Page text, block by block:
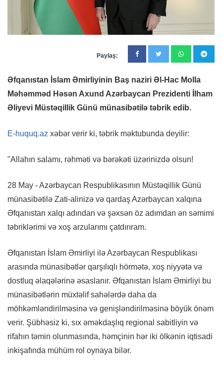
Paylaş:
Əfqanıstan İslam Əmirliyinin Baş naziri Əl-Hac Molla
Məhəmməd Həsən Axund Azərbaycan Prezidenti İlham
Əliyevi Müstəqillik Günü münasibətilə təbrik edib.
E-huquq.az xəbər verir ki, təbrik məktubunda deyilir:
"Allahın salamı, rəhməti və bərəkəti üzərinizdə olsun!
28 May - Azərbaycan Respublikasının Müstəqillik Günü
münasibətilə Zati-alinizə və qardaş Azərbaycan xalqına
Əfqanıstan xalqı adından və şəxsən öz adımdan ən səmimi
təbriklərimi və xoş arzularımı çatdırıram.
Əfqanıstan İslam Əmirliyi ilə Azərbaycan Respublikası
arasında münasibətlər qarşılıqlı hörmətə, xoş niyyətə və
dostluq əlaqələrinə əsaslanır. Əfqanıstan İslam Əmirliyi bu
münasibətlərin müxtəlif sahələrdə daha da
möhkəmləndirilməsinə və genişləndirilməsinə böyük önəm
verir. Şübhəsiz ki, sıx əməkdaşlıq regional sabitliyin və
rifahın təmin olunmasında, həmçinin hər iki ölkənin iqtisadi
inkişafında mühüm rol oynaya bilər.